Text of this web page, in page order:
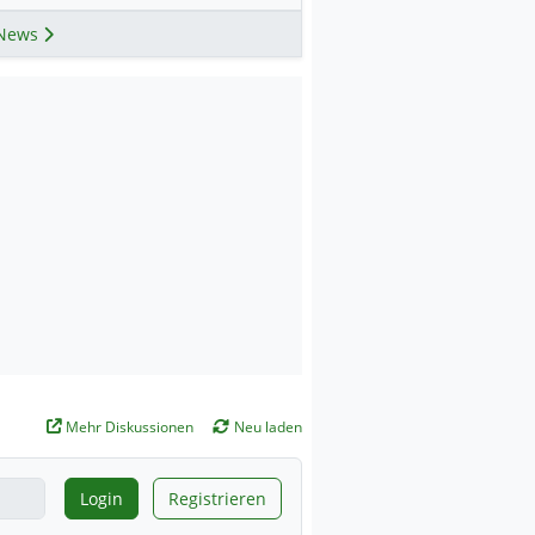
Mehr Diskussionen Neu laden
Login Registrieren